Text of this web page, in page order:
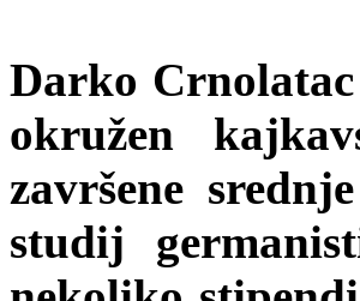
Darko Crnolatac
okružen
završene
studij